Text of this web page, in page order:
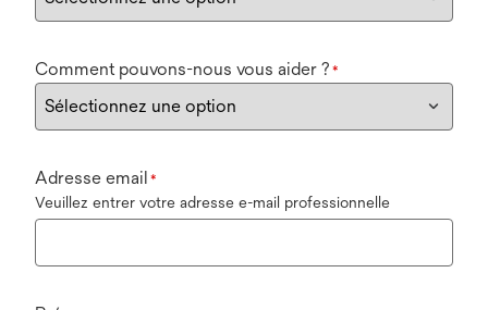
Comment pouvons-nous vous aider ? *
Adresse email *
Veuillez entrer votre adresse e-mail professionnelle